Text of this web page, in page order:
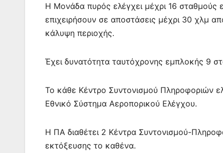
Η Μονάδα πυρός ελέγχει μέχρι 16 σταθμούς
επιχειρήσουν σε αποστάσεις μέχρι 30 χλμ
κάλυψη περιοχής.
Έχει δυνατότητα ταυτόχρονης εμπλοκής 9
Το κάθε Κέντρο Συντονισμού Πληροφοριών
Εθνικό Σύστημα Αεροπορικού Ελέγχου.
Η ΠΑ διαθέτει 2 Κέντρα Συντονισμού-
εκτόξευσης το καθένα.